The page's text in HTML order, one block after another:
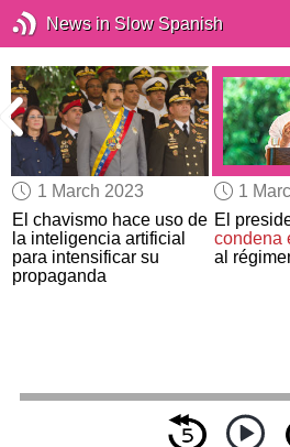
News in Slow Spanish
1 March 2023
El chavismo hace uso de
la inteligencia artificial
para intensificar su
propaganda
1
El
condena
al